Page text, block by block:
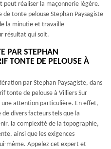
peut réaliser la maçonnerie légère.
de tonte pelouse Stephan Paysagiste
la minutie et travaille
résultat qui soit.
PAR STEPHAN
TONTE DE PELOUSE À
par Stephan Paysagiste, dans
tonte de pelouse à Villiers Sur
attention particulière. En effet,
divers facteurs tels que la
la complexité de la topographie,
ainsi que les exigences
même. Appelez cet expert et